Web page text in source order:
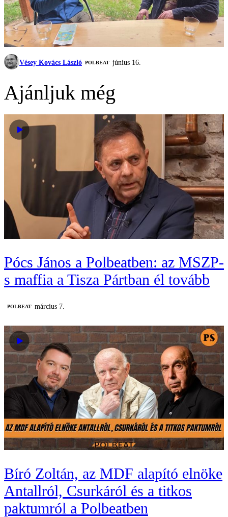
Vésey Kovács László ‎POLBEAT június 16.
Ajánljuk még
Pócs János a Polbeatben: az MSZP-
s maffia a Tisza Pártban él tovább
‎POLBEAT március 7.
Bíró Zoltán, az MDF alapító elnöke
Antallról, Csurkáról és a titkos
paktumról a Polbeatben